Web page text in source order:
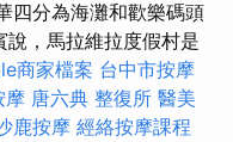
四分為海灘和歡樂碼頭
，馬拉維拉度假村是
商家檔案 台中市按摩
摩 唐六典 整復所 醫美
鹿按摩 經絡按摩課程